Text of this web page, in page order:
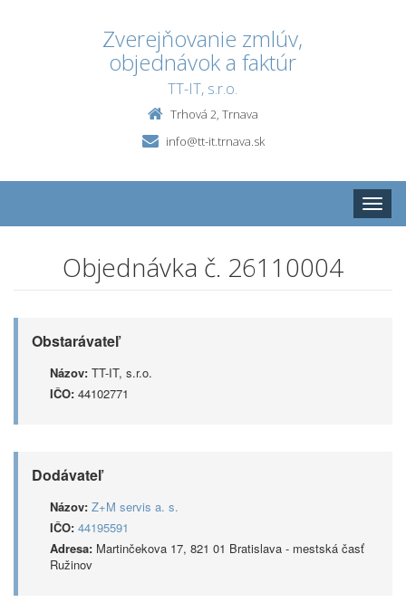
Zverejňovanie zmlúv,
objednávok a faktúr
TT-IT, s.r.o.
Trhová 2, Trnava
info@tt-it.trnava.sk
Toggle
Objednávka č. 26110004
Obstarávateľ
Názov: TT-IT, s.r.o.
IČO: 44102771
Dodávateľ
Názov: Z+M servis a. s.
IČO: 44195591
Adresa: Martinčekova 17, 821 01 Bratislava - mestská časť
Ružinov